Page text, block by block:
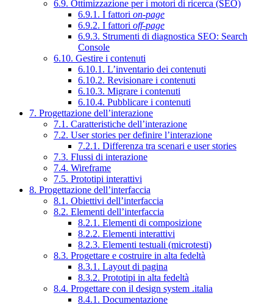
6.9. Ottimizzazione per i motori di ricerca (SEO)
6.9.1. I fattori on-page
6.9.2. I fattori off-page
6.9.3. Strumenti di diagnostica SEO: Search
Console
6.10. Gestire i contenuti
6.10.1. L’inventario dei contenuti
6.10.2. Revisionare i contenuti
6.10.3. Migrare i contenuti
6.10.4. Pubblicare i contenuti
7. Progettazione dell’interazione
7.1. Caratteristiche dell’interazione
7.2. User stories per definire l’interazione
7.2.1. Differenza tra scenari e user stories
7.3. Flussi di interazione
7.4. Wireframe
7.5. Prototipi interattivi
8. Progettazione dell’interfaccia
8.1. Obiettivi dell’interfaccia
8.2. Elementi dell’interfaccia
8.2.1. Elementi di composizione
8.2.2. Elementi interattivi
8.2.3. Elementi testuali (microtesti)
8.3. Progettare e costruire in alta fedeltà
8.3.1. Layout di pagina
8.3.2. Prototipi in alta fedeltà
8.4. Progettare con il design system .italia
8.4.1. Documentazione